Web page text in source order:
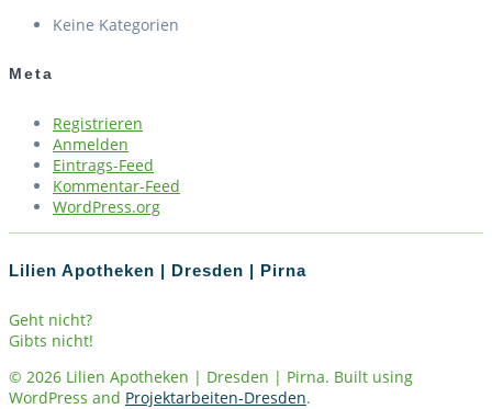
Keine Kategorien
Meta
Registrieren
Anmelden
Eintrags-Feed
Kommentar-Feed
WordPress.org
Lilien Apotheken | Dresden | Pirna
Geht nicht?
Gibts nicht!
© 2026 Lilien Apotheken | Dresden | Pirna. Built using
WordPress and Projektarbeiten-Dresden.